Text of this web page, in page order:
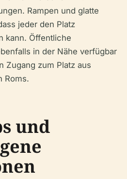
Rampen und glatte
jeder den Platz
kann. Öffentliche
in der Nähe verfügbar
Zugang zum Platz aus
Roms.
und